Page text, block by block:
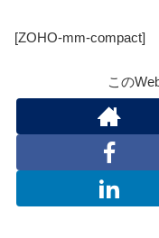
[ZOHO-mm-compact]
この